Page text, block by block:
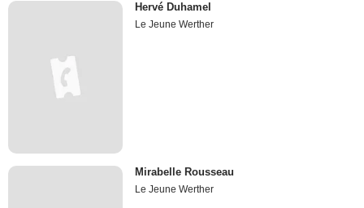
Hervé Duhamel
Le Jeune Werther
Mirabelle Rousseau
Le Jeune Werther